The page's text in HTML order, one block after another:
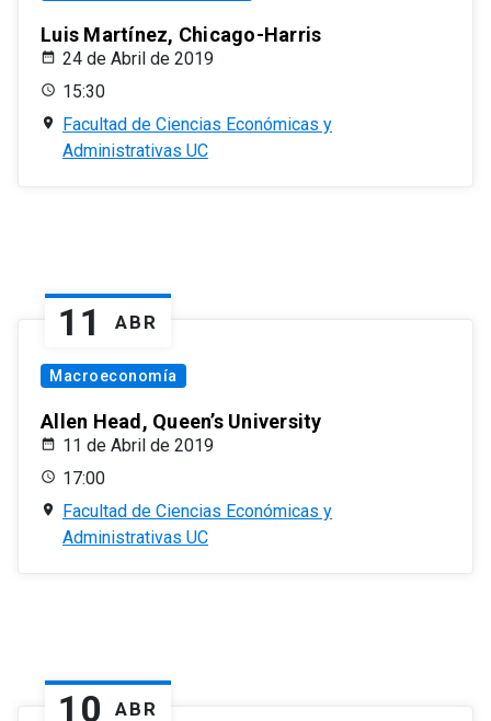
Luis Martínez, Chicago-Harris
24 de Abril de 2019
15:30
Facultad de Ciencias Económicas y
Administrativas UC
11 ABR
Macroeconomía
Allen Head, Queen’s University
11 de Abril de 2019
17:00
Facultad de Ciencias Económicas y
Administrativas UC
10 ABR